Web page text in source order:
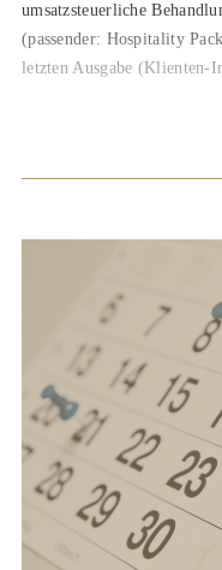
umsatzsteuerliche
(passender: Hospitality
letzten Ausgabe